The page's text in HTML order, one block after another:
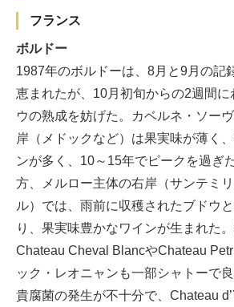
フランス
ボルドー
1987年のボルドーは、8月と9月の記
恵まれたが、10月初旬からの2週間に
ウの熟成を妨げた。カベルネ・ソー
岸（メドックなど）は果実味が薄く
ンが多く、10～15年でピークを過ぎ
方、メルロー主体の右岸（サンテミ
ル）では、雨前に収穫されたブドウ
り、果実味豊かなワインが生まれた。
Chateau Cheval BlancやChateau
ック・レオニャンも一部シャトーで
貴腐菌の発生が不十分で、Chateau